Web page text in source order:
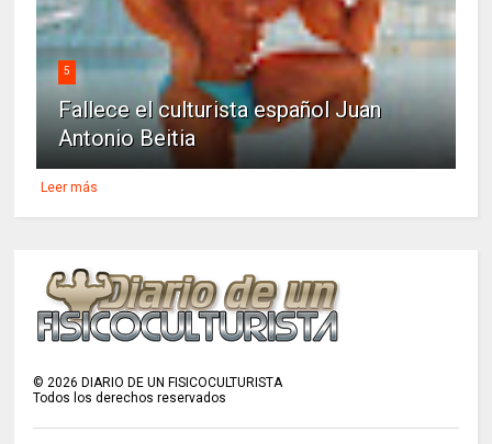
5
Fallece el culturista español Juan
Antonio Beitia
Leer más
©2026 DIARIO DE UN FISICOCULTURISTA
Todos los derechos reservados